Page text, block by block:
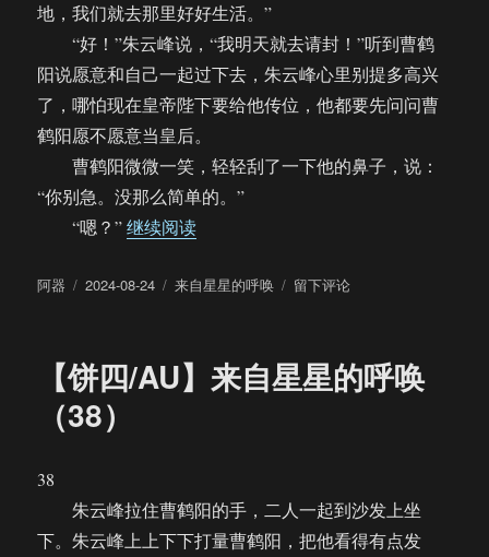
地，我们就去那里好好生活。”
“好！”朱云峰说，“我明天就去请封！”听到曹鹤
阳说愿意和自己一起过下去，朱云峰心里别提多高兴
了，哪怕现在皇帝陛下要给他传位，他都要先问问曹
鹤阳愿不愿意当皇后。
曹鹤阳微微一笑，轻轻刮了一下他的鼻子，说：
“你别急。没那么简单的。”
“嗯？”继续阅读“【饼四/AU】来自星星的呼唤（39）”
作
阿器
发
2024-08-24
分
来自星星的呼唤
于
自
（39）
留下评论
【饼四/AU】来自星星的呼唤
（38）
38
朱云峰拉住曹鹤阳的手，二人一起到沙发上坐
下。朱云峰上上下下打量曹鹤阳，把他看得有点发